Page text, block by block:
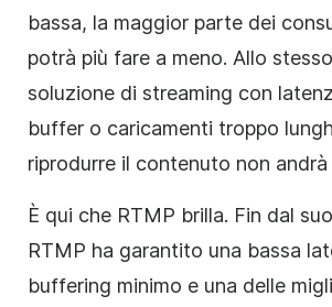
bassa, la maggior parte dei
potrà più fare a meno. Allo
soluzione di streaming con
buffer o caricamenti troppo
riprodurre il contenuto non andrà
È qui che RTMP brilla. Fin dal
RTMP ha garantito una bassa
buffering minimo e una delle